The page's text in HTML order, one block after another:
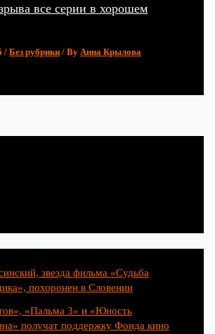
все серии в хорошем
/Без рубрики / ByАнна Крылова
звезда фильма «Судьба
похоронен в Словении
«Пальма 3» и «Юность
получат поддержку Фонда кино